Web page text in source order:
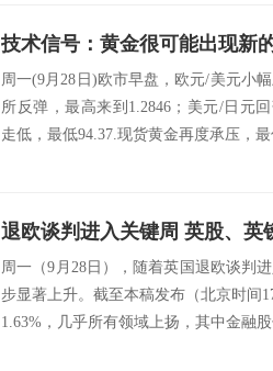
周一(9月28日)欧市早盘，欧元/美元小
所反弹，最高来到1.2846；美元/日元
走低，最低94.37.现货黄金再度承压，
周一（9月28日），随着英国退欧谈判
步显著上升。截至本稿发布（北京时间
1.63%，几乎所有领域上扬，其中金融